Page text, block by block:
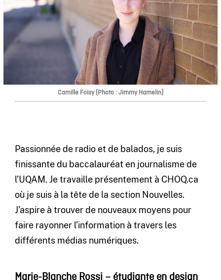
Camille Foisy (Photo : Jimmy Hamelin)
Passionnée de radio et de balados, je suis
finissante du baccalauréat en journalisme de
l’UQAM. Je travaille présentement à CHOQ.ca
où je suis à la tête de la section Nouvelles.
J’aspire à trouver de nouveaux moyens pour
faire rayonner l’information à travers les
différents médias numériques.